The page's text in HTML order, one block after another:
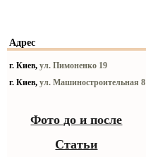
Адрес
г. Киев, ул. Пимоненко 19
г. Киев, ул. Машиностроительная 8
Фото до и после
Статьи